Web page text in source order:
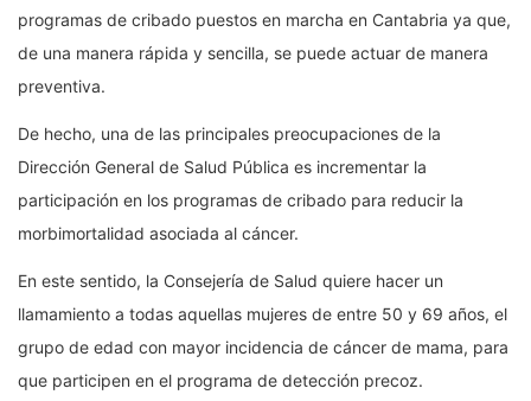
programas de cribado puestos en marcha en Cantabria ya que,
de una manera rápida y sencilla, se puede actuar de manera
preventiva.
De hecho, una de las principales preocupaciones de la
Dirección General de Salud Pública es incrementar la
participación en los programas de cribado para reducir la
morbimortalidad asociada al cáncer.
En este sentido, la Consejería de Salud quiere hacer un
llamamiento a todas aquellas mujeres de entre 50 y 69 años, el
grupo de edad con mayor incidencia de cáncer de mama, para
que participen en el programa de detección precoz.